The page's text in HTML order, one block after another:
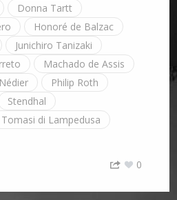
Donna Tartt
Honoré de Balzac
Junichiro Tanizaki
Machado de Assis
Nédier
Philip Roth
Stendhal
Tomasi di Lampedusa
0